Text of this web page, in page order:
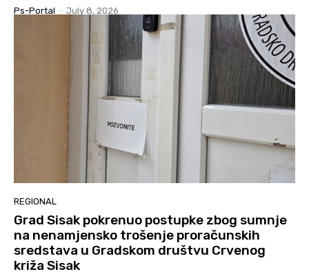
Ps-Portal - July 8, 2026
REGIONAL
Grad Sisak pokrenuo postupke zbog sumnje
na nenamjensko trošenje proračunskih
sredstava u Gradskom društvu Crvenog
križa Sisak